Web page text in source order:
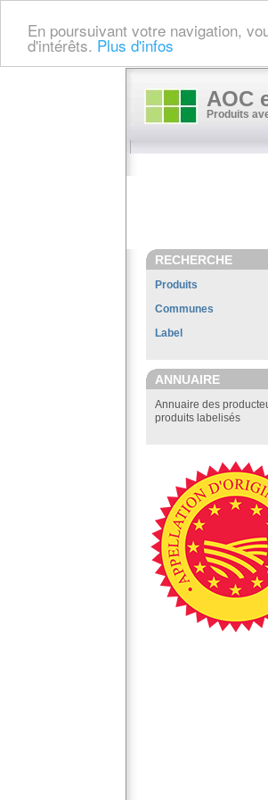
En poursuivant votre navigation,
d'intérêts. Plus d'infos
AOC
Produits
RECHERCHE
Produits
Communes
Label
ANNUAIRE
Annuaire des
produits labelisés